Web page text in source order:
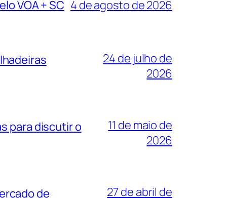
VOA + SC 4 de agosto de 2026
24 de julho de
2026
para discutir o
11 de maio de
2026
de 27 de abril de